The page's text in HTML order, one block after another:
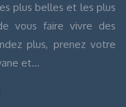
plus belles et les plus
vous faire vivre des
plus, prenez votre
et…